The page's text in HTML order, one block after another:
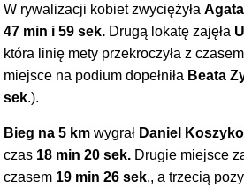
W rywalizacji kobiet zwyciężyła
47 min i 59 sek. Drugą lokatę zajęła
która linię mety przekroczyła z
miejsce na podium dopełniła Beata
sek.).
Bieg na 5 km wygrał Daniel
czas 18 min 20 sek. Drugie miejsce
czasem 19 min 26 sek., a trzecią